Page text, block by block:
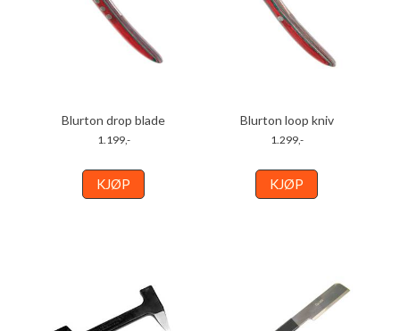
Blurton drop blade
1.199,-
KJØP
Blurton loop kniv
1.299,-
KJØP